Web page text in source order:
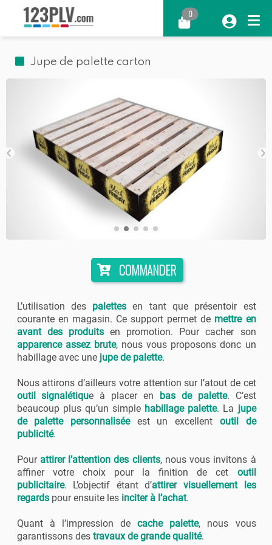
0
Jupe de palette carton
COMMANDER
L’utilisation des palettes en tant que présentoir est
courante en magasin. Ce support permet de mettre en
avant des produits en promotion. Pour cacher son
apparence assez brute, nous vous proposons donc un
habillage avec une jupe de palette.
Nous attirons d’ailleurs votre attention sur l’atout de cet
outil signalétique à placer en bas de palette. C’est
beaucoup plus qu’un simple habillage palette. La jupe
de palette personnaliséeest un excellent outil de
publicité.
Pour attirer l’attention des clients, nous vous invitons à
affiner votre choix pour la finition de cet outil
publicitaire. L’objectif étant d’attirer visuellement les
regards pour ensuite les inciter à l’achat.
Quant à l’impression decache palette, nous vous
garantissons des travaux de grande qualité.